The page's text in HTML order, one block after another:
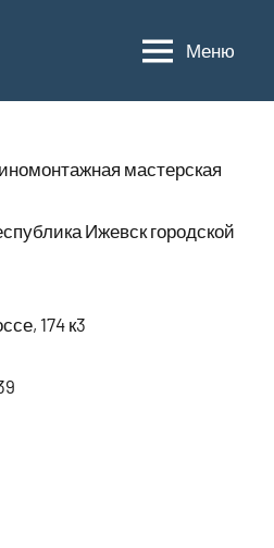
Меню
мастерская
Ижевск городской
174 к3